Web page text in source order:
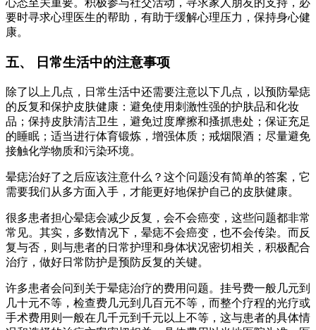
心态至关重要。积极参与社交活动，寻求家人朋友的支持，必
要时寻求心理医生的帮助，有助于缓解心理压力，保持身心健
康。
五、 日常生活中的注意事项
除了以上几点，日常生活中还需要注意以下几点，以预防晕痣
的反复和保护皮肤健康：避免使用刺激性强的护肤品和化妆
品；保持皮肤清洁卫生，避免过度摩擦和搔抓患处；保证充足
的睡眠；适当进行体育锻炼，增强体质；戒烟限酒；尽量避免
接触化学物质和污染环境。
晕痣治好了之后应该注意什么？这个问题没有简单的答案，它
需要我们从多方面入手，才能更好地保护自己的皮肤健康。
很多患者担心晕痣会减少反复，会不会癌变，这些问题都非常
常见。其实，多数情况下，晕痣不会癌变，也不会传染。而反
复与否，则与患者的日常护理和身体状况密切相关，积极配合
治疗，做好日常防护是预防反复的关键。
许多患者会问到关于晕痣治疗的费用问题。挂号费一般几元到
几十元不等，检查费几元到几百元不等，而整个疗程的光疗或
手术费用则一般在几千元到千元以上不等，这与患者的具体情